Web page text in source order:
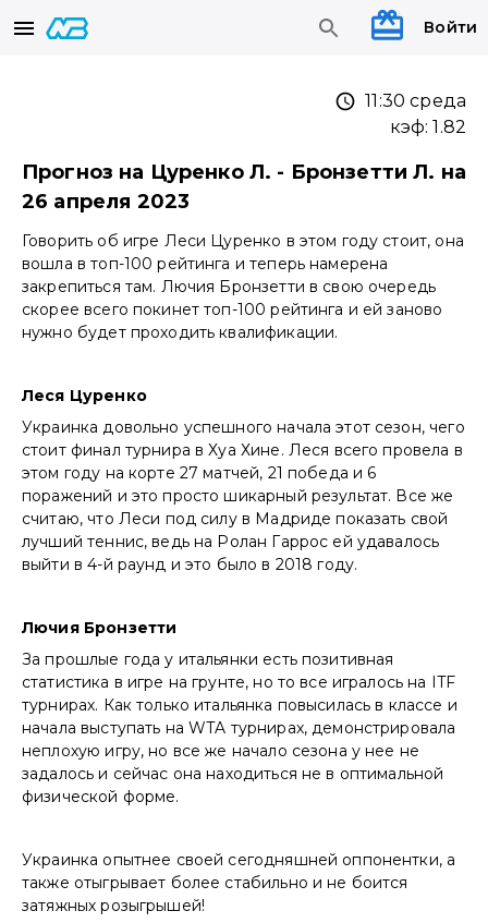
Войти
11:30 среда
кэф:1.82
Прогноз на Цуренко Л. - Бронзетти Л. на
26 апреля 2023
Говорить об игре Леси Цуренко в этом году стоит, она
вошла в топ-100 рейтинга и теперь намерена
закрепиться там. Лючия Бронзетти в свою очередь
скорее всего покинет топ-100 рейтинга и ей заново
нужно будет проходить квалификации.
Леся Цуренко
Украинка довольно успешного начала этот сезон, чего
стоит финал турнира в Хуа Хине. Леся всего провела в
этом году на корте 27 матчей, 21 победа и 6
поражений и это просто шикарный результат. Все же
считаю, что Леси под силу в Мадриде показать свой
лучший теннис, ведь на Ролан Гаррос ей удавалось
выйти в 4-й раунд и это было в 2018 году.
Лючия Бронзетти
За прошлые года у итальянки есть позитивная
статистика в игре на грунте, но то все игралось на ITF
турнирах. Как только итальянка повысилась в классе и
начала выступать на WTA турнирах, демонстрировала
неплохую игру, но все же начало сезона у нее не
задалось и сейчас она находиться не в оптимальной
физической форме.
Украинка опытнее своей сегодняшней оппонентки, а
также отыгрывает более стабильно и не боится
затяжных розыгрышей!